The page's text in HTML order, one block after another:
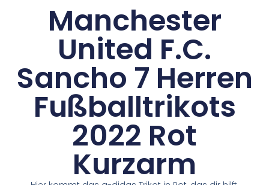
Manchester
United F.C.
Sancho 7 Herren
Fußballtrikots
2022 Rot
Kurzarm